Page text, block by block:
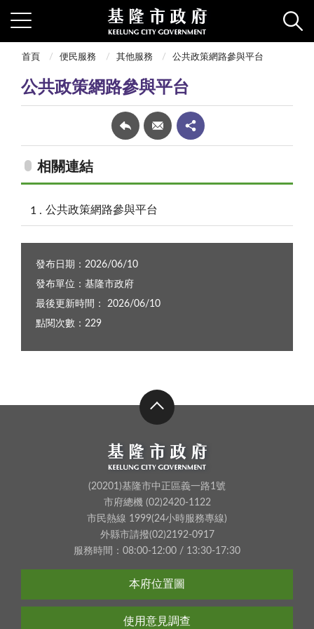
首頁 便民服務 其他服務 公共政策網路參與平台
公共政策網路參與平台
相關連結
公共政策網路參與平台
發布日期：2026/06/10
發布單位：基隆市政府
最後更新時間： 2026/06/10
點閱次數：229
(20201)基隆市中正區義一路1號
市府總機 (02)2420-1122
市民熱線 1999(24小時服務專線)
外縣市請撥(02)2192-0917
服務時間：08:00-12:00 / 13:30-17:30
本府位置圖
使用意見調查